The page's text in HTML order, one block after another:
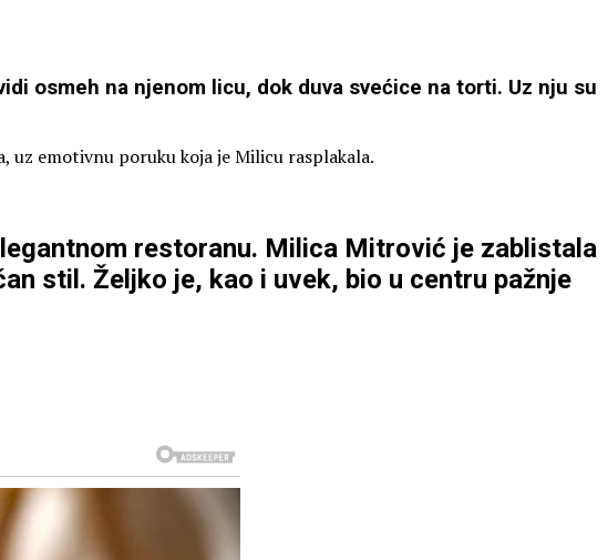
osmeh na njenom licu, dok duva svećice na torti. Uz nju su
uz emotivnu poruku koja je Milicu rasplakala.
restoranu. Milica Mitrović je zablistala
stil. Željko je, kao i uvek, bio u centru pažnje